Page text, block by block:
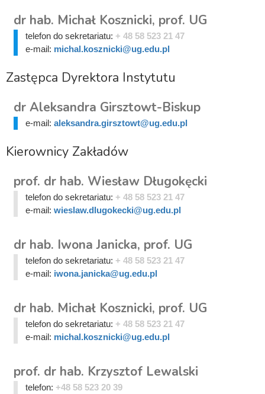
dr hab. Michał Kosznicki, prof. UG
telefon do sekretariatu: + 48 58 523 21 47
e-mail: michal.kosznicki@ug.edu.pl
Zastępca Dyrektora Instytutu
dr Aleksandra Girsztowt-Biskup
e-mail: aleksandra.girsztowt@ug.edu.pl
Kierownicy Zakładów
prof. dr hab. Wiesław Długokęcki
telefon do sekretariatu: + 48 58 523 21 47
e-mail: wieslaw.dlugokecki@ug.edu.pl
dr hab. Iwona Janicka, prof. UG
telefon do sekretariatu: + 48 58 523 21 47
e-mail: iwona.janicka@ug.edu.pl
dr hab. Michał Kosznicki, prof. UG
telefon do sekretariatu: + 48 58 523 21 47
e-mail: michal.kosznicki@ug.edu.pl
prof. dr hab. Krzysztof Lewalski
telefon: +48 58 523 20 39